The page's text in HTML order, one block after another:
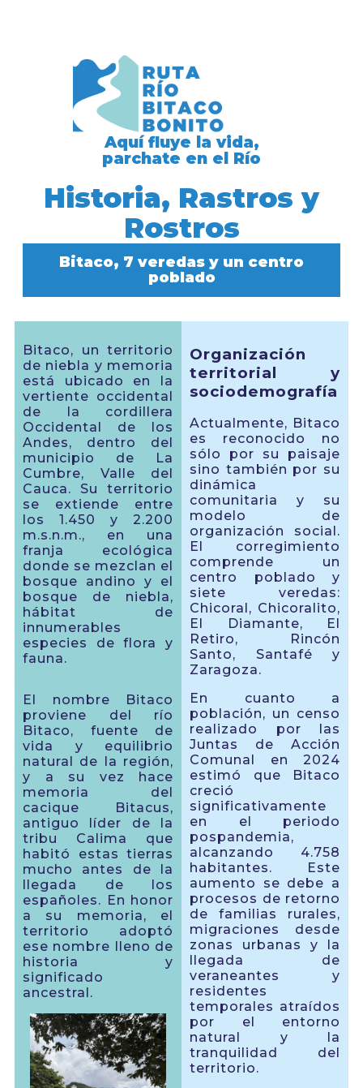
Aquí fluye la vida,
parchate en el Río
Historia, Rastros y
Rostros
Bitaco, 7 veredas y un centro
poblado
Bitaco, un territorio
de niebla y memoria
está ubicado en la
vertiente occidental
de la cordillera
Occidental de los
Andes, dentro del
municipio de La
Cumbre, Valle del
Cauca. Su territorio
se extiende entre
los 1.450 y 2.200
m.s.n.m., en una
franja ecológica
donde se mezclan el
bosque andino y el
bosque de niebla,
hábitat de
innumerables
especies de flora y
fauna.
El nombre Bitaco
proviene del río
Bitaco, fuente de
vida y equilibrio
natural de la región,
y a su vez hace
memoria del
cacique Bitacus,
antiguo líder de la
tribu Calima que
habitó estas tierras
mucho antes de la
llegada de los
españoles. En honor
a su memoria, el
territorio adoptó
ese nombre lleno de
historia y
significado
ancestral.
Organización
territorial y
sociodemografía
Actualmente, Bitaco
es reconocido no
sólo por su paisaje
sino también por su
dinámica
comunitaria y su
modelo de
organización social.
El corregimiento
comprende un
centro poblado y
siete veredas:
Chicoral, Chicoralito,
El Diamante, El
Retiro, Rincón
Santo, Santafé y
Zaragoza.
En cuanto a
población, un censo
realizado por las
Juntas de Acción
Comunal en 2024
estimó que Bitaco
creció
significativamente
en el periodo
pospandemia,
alcanzando 4.758
habitantes. Este
aumento se debe a
procesos de retorno
de familias rurales,
migraciones desde
zonas urbanas y la
llegada de
veraneantes y
residentes
temporales atraídos
por el entorno
natural y la
tranquilidad del
territorio.